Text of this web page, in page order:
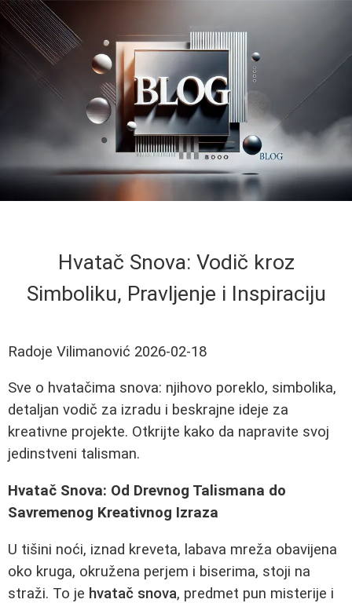
Hvatač Snova: Vodič kroz
Simboliku, Pravljenje i Inspiraciju
Radoje Vilimanović 2026-02-18
Sve o hvatačima snova: njihovo poreklo, simbolika,
detaljan vodič za izradu i beskrajne ideje za
kreativne projekte. Otkrijte kako da napravite svoj
jedinstveni talisman.
Hvatač Snova: Od Drevnog Talismana do
Savremenog Kreativnog Izraza
U tišini noći, iznad kreveta, labava mreža obavijena
oko kruga, okružena perjem i biserima, stoji na
straži. To je hvatač snova, predmet pun misterije i